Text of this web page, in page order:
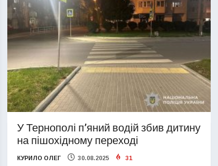
У Тернополі п’яний водій збив дитину
на пішохідному переході
КУРИЛО ОЛЕГ 30.08.2025 31